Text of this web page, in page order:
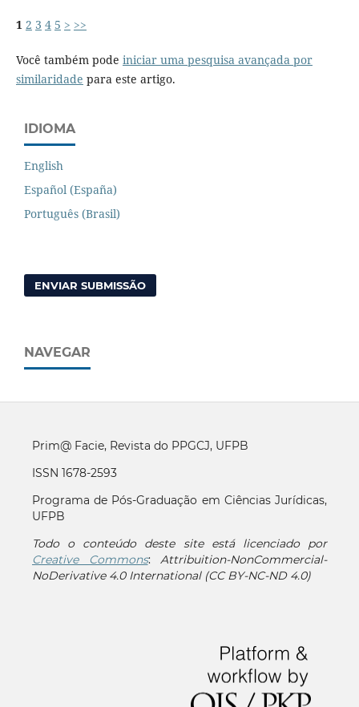
1 2 3 4 5 > >>
Você também pode iniciar uma pesquisa avançada por
similaridade para este artigo.
IDIOMA
English
Español (España)
Português (Brasil)
ENVIAR SUBMISSÃO
NAVEGAR
Prim@ Facie, Revista do PPGCJ, UFPB
ISSN 1678-2593
Programa de Pós-Graduação em Ciências Jurídicas,
UFPB
Todo o conteúdo deste site está licenciado por
Creative Commons:Attribuition-NonCommercial-
NoDerivative 4.0 International (CC BY-NC-ND 4.0)